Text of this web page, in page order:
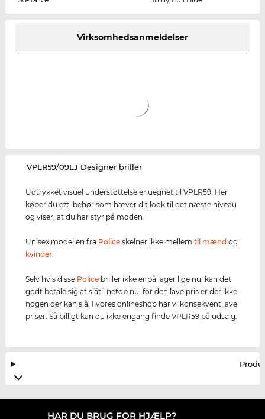
Virksomhedsanmeldelser
‌VPLR59/09LJ Designer briller
Udtrykket visuel understøttelse er uegnet til VPLR59. Her
køber du ettilbehør som hæver dit look til det næste niveau
og viser, at du har styr på moden.
Unisex modellen fra Police skelner ikke mellemtil mænd og
kvinder
Selv hvis disse Police briller ikke er på lager lige nu, kan det
godt betale sig at slåtil netop nu, for den lave pris er der ikke
nogen der kan slå. I vores onlineshop har vi konsekvent lave
priser. Så billigt kan du ikke engang finde VPLR59 på udsalg.
HAR DU BRUG FOR HJÆLP?